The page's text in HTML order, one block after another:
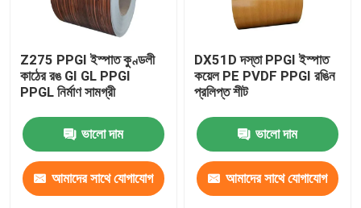
Z275 PPGI ইস্পাত কুণ্ডলী
কাঠের রঙ GI GL PPGI
PPGL নির্মাণ সামগ্রী
ভালো দাম
আমাদের সাথে যোগাযোগ
DX51D দস্তা PPGI ইস্পাত
কয়েল PE PVDF PPGI রঙিন
প্রলিপ্ত শীট
ভালো দাম
আমাদের সাথে যোগাযোগ